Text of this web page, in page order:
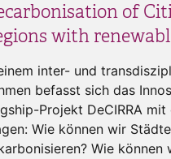
of
with
inter- und
befasst sich das
Projekt DeCIRRA
Wie können wir
Wie können